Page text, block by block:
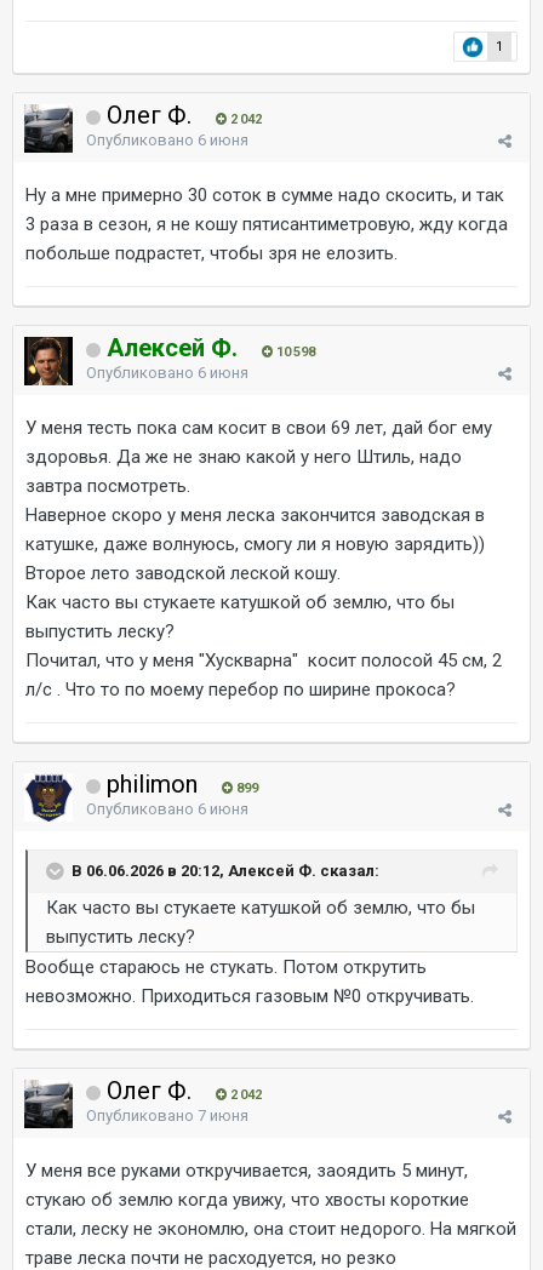
1
Олег Ф. 2 042
Опубликовано 6 июня
Ну а мне примерно 30 соток в сумме надо скосить, и так
3 раза в сезон, я не кошу пятисантиметровую, жду когда
побольше подрастет, чтобы зря не елозить.
Алексей Ф. 10 598
Опубликовано 6 июня
У меня тесть пока сам косит в свои 69 лет, дай бог ему
здоровья. Да же не знаю какой у него Штиль, надо
завтра посмотреть.
Наверное скоро у меня леска закончится заводская в
катушке, даже волнуюсь, смогу ли я новую зарядить))
Второе лето заводской леской кошу.
Как часто вы стукаете катушкой об землю, что бы
выпустить леску?
Почитал, что у меня "Хускварна" косит полосой 45 см, 2
л/с . Что то по моему перебор по ширине прокоса?
philimon 899
Опубликовано 6 июня
В 06.06.2026 в 20:12, Алексей Ф. сказал:
Как часто вы стукаете катушкой об землю, что бы
выпустить леску?
Вообще стараюсь не стукать. Потом открутить
невозможно. Приходиться газовым №0 откручивать.
Олег Ф. 2 042
Опубликовано 7 июня
У меня все руками откручивается, заоядить 5 минут,
стукаю об землю когда увижу, что хвосты короткие
стали, леску не экономлю, она стоит недорого. На мягкой
траве леска почти не расходуется, но резко